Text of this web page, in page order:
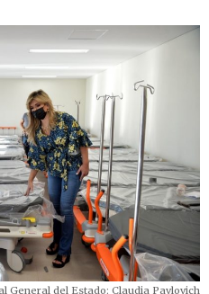
General del Estado: Claudia Pavlovich